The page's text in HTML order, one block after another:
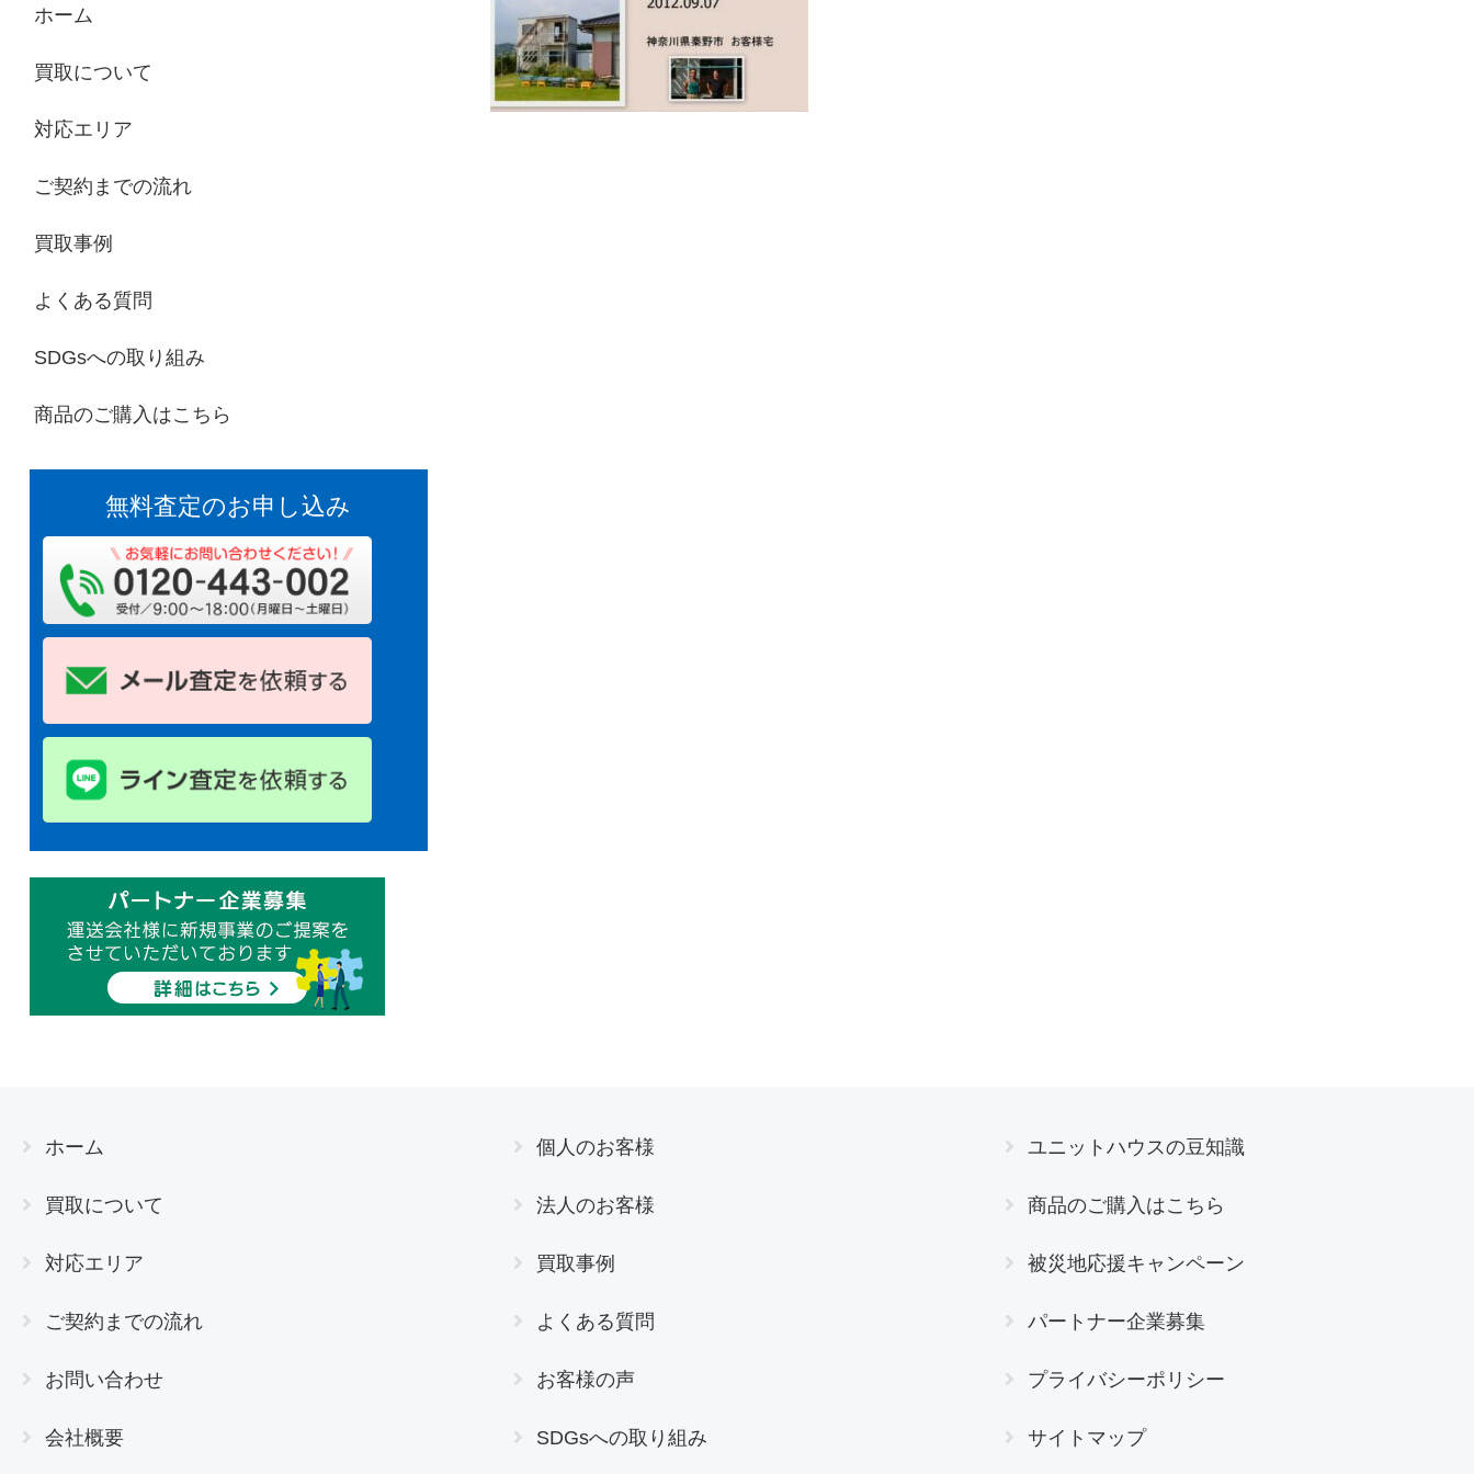
ホーム
買取について
対応エリア
ご契約までの流れ
買取事例
よくある質問
SDGsへの取り組み
商品のご購入はこちら
無料査定のお申し込み
ホーム
買取について
対応エリア
ご契約までの流れ
お問い合わせ
会社概要
個人のお客様
法人のお客様
買取事例
よくある質問
お客様の声
SDGsへの取り組み
ユニットハウスの豆知識
商品のご購入はこちら
被災地応援キャンペーン
パートナー企業募集
プライバシーポリシー
サイトマップ